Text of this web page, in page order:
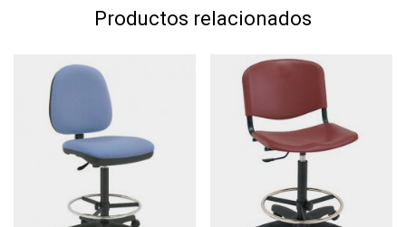
Productos relacionados